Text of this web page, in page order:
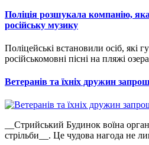
Поліція розшукала компанію,
російську музику
Поліцейські встановили осіб, які
російськомовні пісні на пляжі
Ветеранів та їхніх дружин
__Стрийський Будинок воїна
стрільби__. Це чудова нагода не